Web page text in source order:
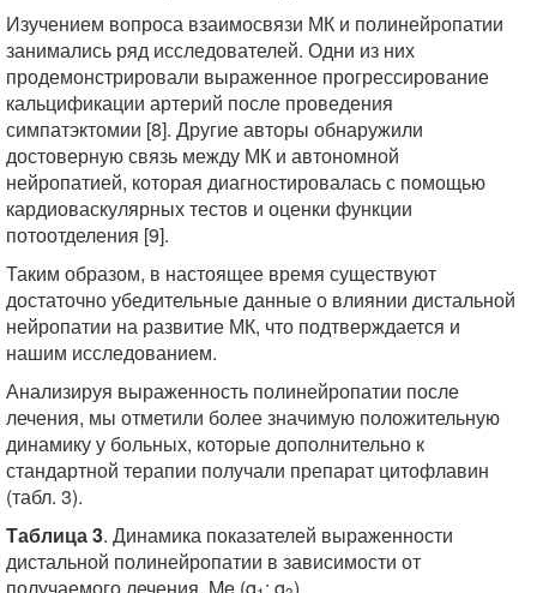
Изучением вопроса взаимосвязи МК и полинейропатии
занимались ряд исследователей. Одни из них
продемонстрировали выраженное прогрессирование
кальцификации артерий после проведения
симпатэктомии [8]. Другие авторы обнаружили
достоверную связь между МК и автономной
нейропатией, которая диагностировалась с помощью
кардиоваскулярных тестов и оценки функции
потоотделения [9].
Таким образом, в настоящее время существуют
достаточно убедительные данные о влиянии дистальной
нейропатии на развитие МК, что подтверждается и
нашим исследованием.
Анализируя выраженность полинейропатии после
лечения, мы отметили более значимую положительную
динамику у больных, которые дополнительно к
стандартной терапии получали препарат цитофлавин
(табл. 3).
Таблица 3. Динамика показателей выраженности
дистальной полинейропатии в зависимости от
получаемого лечения, Me (q ; q )